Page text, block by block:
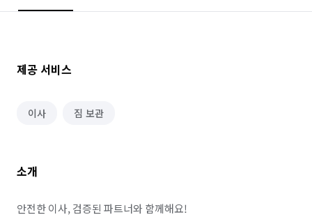
제공 서비스
이사 짐 보관
소개
안전한 이사, 검증된 파트너와 함께해요!